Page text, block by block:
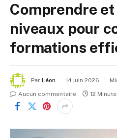
Comprendre
niveaux pour
formations
Par Léon 14 juin 2026
Aucun commentaire
12